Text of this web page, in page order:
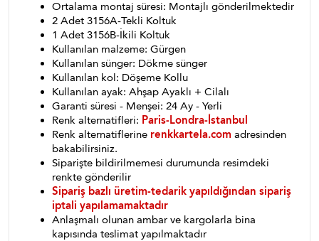
Ortalama montaj süresi: Montajlı gönderilmektedir
2 Adet 3156A-Tekli Koltuk
1 Adet 3156B-İkili Koltuk
Kullanılan malzeme: Gürgen
Kullanılan sünger: Dökme sünger
Kullanılan kol: Döşeme Kollu
Kullanılan ayak: Ahşap Ayaklı + Cilalı
Garanti süresi - Menşei: 24 Ay - Yerli
Renk alternatifleri: Paris-Londra-İstanbul
Renk alternatiflerine renkkartela.com adresinden
bakabilirsiniz.
Siparişte bildirilmemesi durumunda resimdeki
renkte gönderilir
Sipariş bazlı üretim-tedarik yapıldığından sipariş
iptali yapılamamaktadır
Anlaşmalı olunan ambar ve kargolarla bina
kapısında teslimat yapılmaktadır